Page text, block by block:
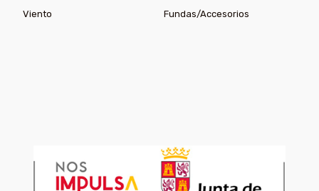
Viento
Fundas/Accesorios